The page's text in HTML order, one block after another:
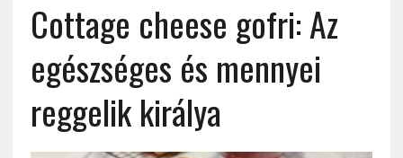
Cottage cheese gofri: Az
egészséges és mennyei
reggelik királya